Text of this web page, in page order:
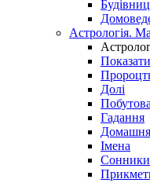
Астрологія.
Показати
Долі
Гадання
Домашня
Імена
Сонники